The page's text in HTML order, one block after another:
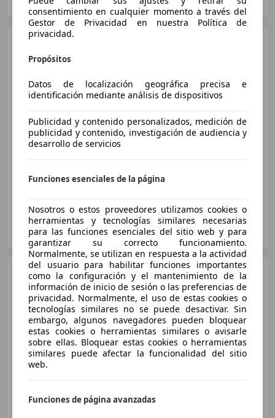
ES-28022 MADRID
€ 24.400
12/2021 80.091 km
Electro/Gasolina
135 kW (184 CV)
TOYOTA NIMO GORDILLO
ES-41007 SEVILLA
Toyota C-HR 125H Advance
€ 21.900 1
Sin comparación
07/2021 86.000 km
Electro/Gasolina
consentimiento en cualquier momento a través del
Gestor de Privacidad en nuestra Política de
privacidad.
Propósitos
Datos de localización geográfica precisa e
identificación mediante análisis de dispositivos
Publicidad y contenido personalizados, medición de
publicidad y contenido, investigación de audiencia y
desarrollo de servicios
Funciones esenciales de la página
Nosotros o estos proveedores utilizamos cookies o
herramientas y tecnologías similares necesarias
para las funciones esenciales del sitio web y para
garantizar su correcto funcionamiento.
Normalmente, se utilizan en respuesta a la actividad
del usuario para habilitar funciones importantes
como la configuración y el mantenimiento de la
información de inicio de sesión o las preferencias de
privacidad. Normalmente, el uso de estas cookies o
tecnologías similares no se puede desactivar. Sin
embargo, algunos navegadores pueden bloquear
estas cookies o herramientas similares o avisarle
sobre ellas. Bloquear estas cookies o herramientas
similares puede afectar la funcionalidad del sitio
web.
Funciones de página avanzadas